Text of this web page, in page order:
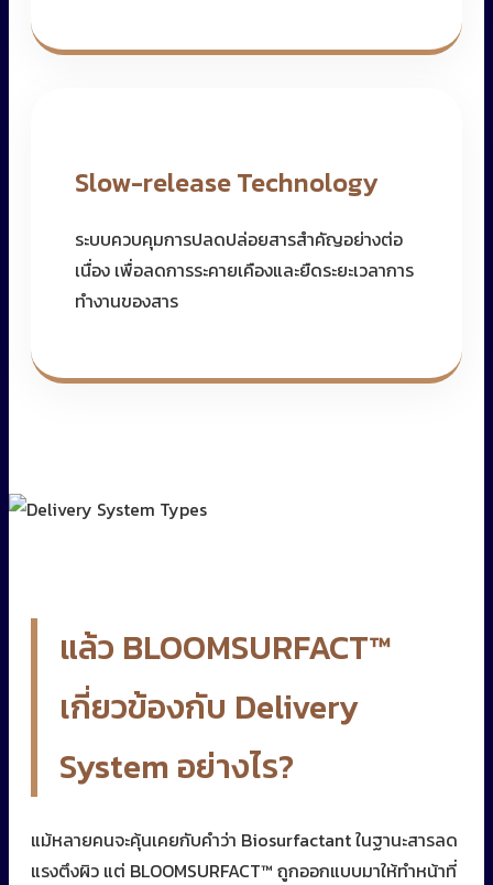
Slow-release Technology
ระบบควบคุมการปลดปล่อยสารสำคัญอย่างต่อ
เนื่อง เพื่อลดการระคายเคืองและยืดระยะเวลาการ
ทำงานของสาร
แล้ว BLOOMSURFACT™
เกี่ยวข้องกับ Delivery
System อย่างไร?
แม้หลายคนจะคุ้นเคยกับคำว่า Biosurfactant ในฐานะสารลด
แรงตึงผิว แต่ BLOOMSURFACT™ ถูกออกแบบมาให้ทำหน้าที่